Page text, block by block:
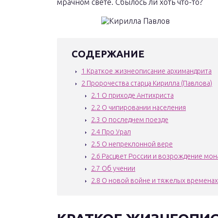
мрачном свете. Сбылось ли хоть что-то?
СОДЕРЖАНИЕ
1 Краткое жизнеописание архимандрита
2 Пророчества старца Кирилла (Павлова)
2.1 О приходе Антихриста
2.2 О чипировании населения
2.3 О последнем поезде
2.4 Про Урал
2.5 О непреклонной вере
2.6 Расцвет России и возрождение
2.7 Об учении
2.8 О новой войне и тяжелых временах